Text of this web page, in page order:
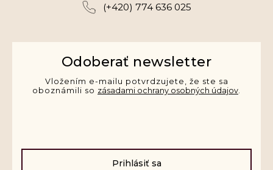
(+420) 774 636 025
Odoberať newsletter
Vložením e-mailu potvrdzujete, že ste sa
oboznámili so zásadami ochrany osobných údajov
Prihlásiť sa